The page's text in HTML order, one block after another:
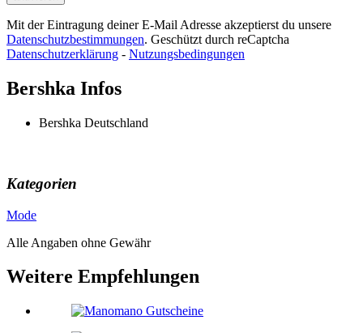
Mit der Eintragung deiner E-Mail Adresse akzeptierst du unsere
Datenschutzbestimmungen. Geschützt durch reCaptcha
Datenschutzerklärung - Nutzungsbedingungen
Bershka Infos
Bershka Deutschland
Kategorien
Mode
Alle Angaben ohne Gewähr
Weitere Empfehlungen